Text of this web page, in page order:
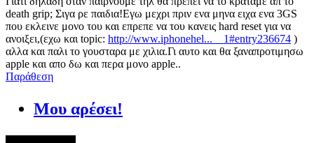
death grip; Σιγα ρε παιδια!Εγω μεχρι πριν ενα μηνα ειχα ενα 3GS
που εκλεινε μονο του και επρεπε να του κανεις hard reset για να
ανοιξει,(εχω και topic: http://www.iphonehel...__1#entry236674 )
αλλα και παλι το γουσταρα με χιλια.Γι αυτο και θα ξαναπροτιμησω
apple και απο δω και περα μονο apple..
Παράθεση
Μου αρέσει!